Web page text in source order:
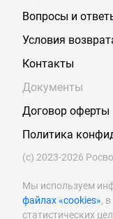
Вопросы и
Условия
Контакты
Документы
Договор оферты
Политика
(с) 2023-2026
Мы используем
файлах «cookies»,
статистических